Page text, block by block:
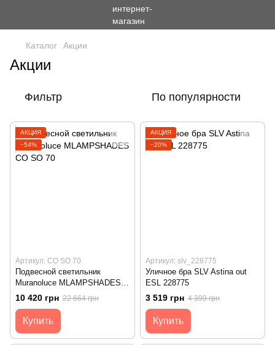
Каталог Акции
Акции
Фильтр По популярности
АКЦИЯ
−54%
Артикул: CO SO 70
Подвесной светильник
Muranoluce MLAMPSHADES
CO SO 70
10 420 грн 22 664 грн
Купить
АКЦИЯ
−20%
Артикул: slv_228775
Уличное бра SLV Astina out
ESL 228775
3 519 грн 4 399 грн
Купить